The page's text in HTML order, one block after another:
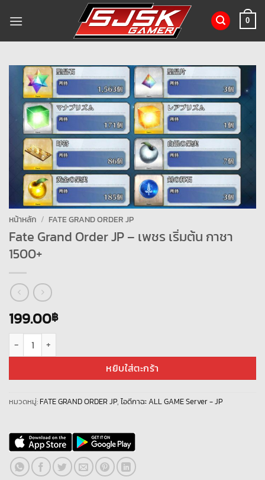
0
หน้าหลัก / FATE GRAND ORDER JP
Fate Grand Order JP – เพชร เริ่มต้น กาชา
1500+
199.00฿
จำนวน Fate Grand Order JP - เพชร เริ่มต้น กาชา 1500+ ชิ้น
หยิบใส่ตะกร้า
หมวดหมู่: FATE GRAND ORDER JP, ไอดีกาฉะ ALL GAME Server - JP